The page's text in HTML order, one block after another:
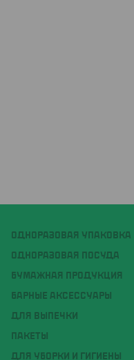
ОДНОРАЗОВАЯ УПАКОВКА
ОДНОРАЗОВАЯ ПОСУДА
БУМАЖНАЯ ПРОДУКЦИЯ
БАРНЫЕ АКСЕССУАРЫ
ДЛЯ ВЫПЕЧКИ
ПАКЕТЫ
ДЛЯ УБОРКИ И ГИГИЕНЫ